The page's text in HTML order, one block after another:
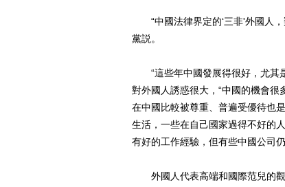
“中國法律界定的‘三非'外國人，
黨説。
“這些年中國發展得很好，尤其
對外國人誘惑很大，“中國的機會很
在中國比較被尊重、普遍受優待也
生活，一些在自己國家過得不好的
有好的工作經驗，但有些中國公司
外國人代表高端和國際范兒的觀